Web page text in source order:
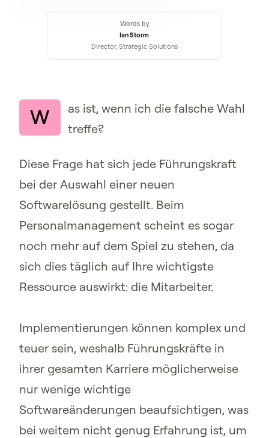
Words by
Ian Storm
Director, Strategic Solutions
W
as ist, wenn ich die falsche Wahl
treffe?
Diese Frage hat sich jede Führungskraft
bei der Auswahl einer neuen
Softwarelösung gestellt. Beim
Personalmanagement scheint es sogar
noch mehr auf dem Spiel zu stehen, da
sich dies täglich auf Ihre wichtigste
Ressource auswirkt: die Mitarbeiter.
Implementierungen können komplex und
teuer sein, weshalb Führungskräfte in
ihrer gesamten Karriere möglicherweise
nur wenige wichtige
Softwareänderungen beaufsichtigen, was
bei weitem nicht genug Erfahrung ist, um